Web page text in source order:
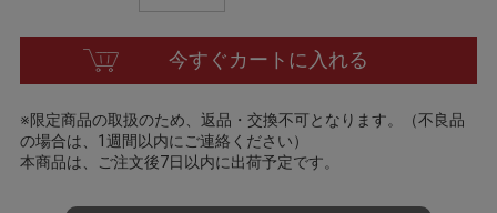
今すぐカートに入れる
※限定商品の取扱のため、返品・交換不可となります。（不良品
の場合は、1週間以内にご連絡ください）
本商品は、ご注文後7日以内に出荷予定です。